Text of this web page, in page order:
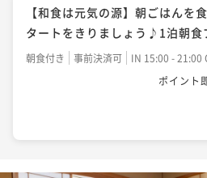
【和食は元気の源】朝ごはんを
タートをきりましょう♪1泊朝食
味）
朝食付き 事前決済可
IN 15:00 - 21:00
ポイント